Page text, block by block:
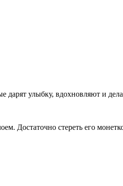
улыбку, вдохновляют и
Достаточно стереть его